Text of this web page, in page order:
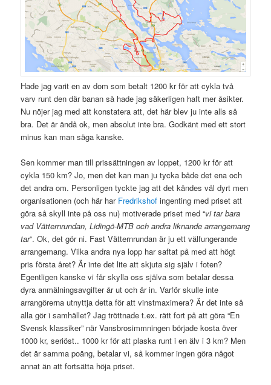
Hade jag varit en av dom som betalt 1200 kr för att cykla två
varv runt den där banan så hade jag säkerligen haft mer åsikter.
Nu nöjer jag med att konstatera att, det här blev ju inte alls så
bra. Det är ändå ok, men absolut inte bra. Godkänt med ett stort
minus kan man säga kanske.
Sen kommer man till prissättningen av loppet, 1200 kr för att
cykla 150 km? Jo, men det kan man ju tycka både det ena och
det andra om. Personligen tyckte jag att det kändes väl dyrt men
organisationen (och här har Fredrikshof ingenting med priset att
göra så skyll inte på oss nu) motiverade priset med “vi tar bara
vad Vätternrundan, Lidingö-MTB och andra liknande arrangemang
tar“. Ok, det gör ni. Fast Vätternrundan är ju ett välfungerande
arrangemang. Vilka andra nya lopp har saftat på med att högt
pris första året? Är inte det lite att skjuta sig själv i foten?
Egentligen kanske vi får skylla oss själva som betalar dessa
dyra anmälningsavgifter år ut och år in. Varför skulle inte
arrangörerna utnyttja detta för att vinstmaximera? Är det inte så
alla gör i samhället? Jag tröttnade t.ex. rätt fort på att göra “En
Svensk klassiker” när Vansbrosimmningen började kosta över
1000 kr, seriöst.. 1000 kr för att plaska runt i en älv i 3 km? Men
det är samma poäng, betalar vi, så kommer ingen göra något
annat än att fortsätta höja priset.